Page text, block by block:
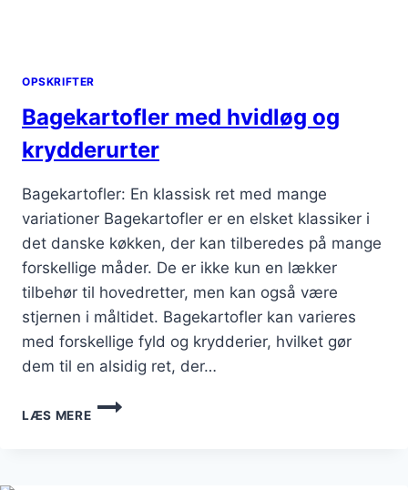
OPSKRIFTER
Bagekartofler med hvidløg og
krydderurter
Bagekartofler: En klassisk ret med mange
variationer Bagekartofler er en elsket klassiker i
det danske køkken, der kan tilberedes på mange
forskellige måder. De er ikke kun en lækker
tilbehør til hovedretter, men kan også være
stjernen i måltidet. Bagekartofler kan varieres
med forskellige fyld og krydderier, hvilket gør
dem til en alsidig ret, der…
LÆS MERE
BAGEKARTOFLER
MED